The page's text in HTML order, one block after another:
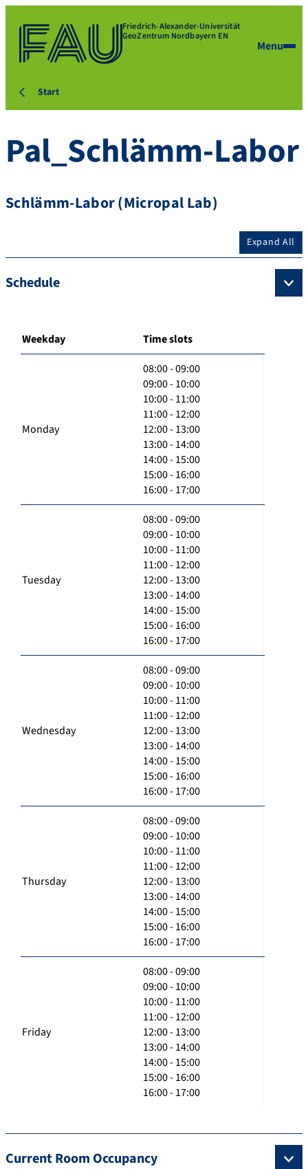
Friedrich-Alexander-Universität
GeoZentrum Nordbayern EN
Menu
Start
Pal_Schlämm-Labor
Schlämm-Labor (Micropal Lab)
Expand All
Schedule
Weekday Time slots
Monday
08:00 - 09:00
09:00 - 10:00
10:00 - 11:00
11:00 - 12:00
12:00 - 13:00
13:00 - 14:00
14:00 - 15:00
15:00 - 16:00
16:00 - 17:00
Tuesday
08:00 - 09:00
09:00 - 10:00
10:00 - 11:00
11:00 - 12:00
12:00 - 13:00
13:00 - 14:00
14:00 - 15:00
15:00 - 16:00
16:00 - 17:00
Wednesday
08:00 - 09:00
09:00 - 10:00
10:00 - 11:00
11:00 - 12:00
12:00 - 13:00
13:00 - 14:00
14:00 - 15:00
15:00 - 16:00
16:00 - 17:00
Thursday
08:00 - 09:00
09:00 - 10:00
10:00 - 11:00
11:00 - 12:00
12:00 - 13:00
13:00 - 14:00
14:00 - 15:00
15:00 - 16:00
16:00 - 17:00
Friday
08:00 - 09:00
09:00 - 10:00
10:00 - 11:00
11:00 - 12:00
12:00 - 13:00
13:00 - 14:00
14:00 - 15:00
15:00 - 16:00
16:00 - 17:00
Current Room Occupancy